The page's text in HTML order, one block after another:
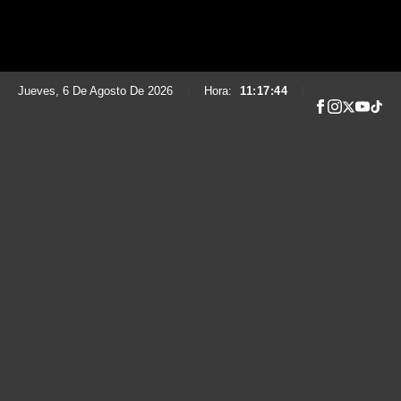
Jueves, 6 De Agosto De 2026 Hora: 11:17:45